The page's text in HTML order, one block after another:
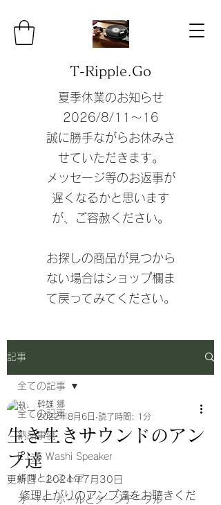
T-Ripple.Go
夏季休業のお知らせ
​2026/8/11〜16
誠に勝手ながらお休みさ
せていただきます。
​メッセージ等のお返事が
遅くなるかと思います
が、ご容赦ください。
​お探しの商品が見つから
ない場合はショップ欄ま
て戻ってみてください。
記事
全ての記事
納品事例
E.L.S Washi Speaker
修理とレストア
オーバーホールとターンテーブル
全ての記事
生き生きサウンドのアン
プ達
幹雄 郷
2022年8月6日 読了時間: 1分
更新日：2024年7月30日
修理上がりのアンプ達をお聴きくだ